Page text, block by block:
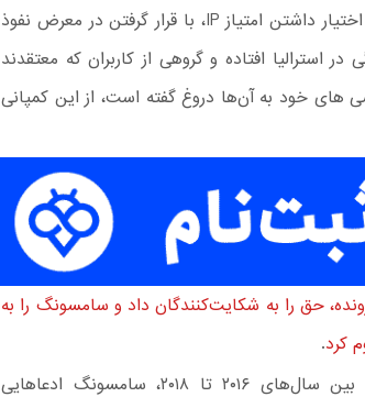
نیست و محصول تولیدی آن‌ها علیرغم در اختیار داشتن امتیاز IP، با قرار گرفتن در معرض نفوذ
استرالیا افتاده و گروهی از کاربران که معتقدند
خود به آن‌ها دروغ گفته است، از این کمپانی
حق را به شکایت‌کنندگان داد و سامسونگ را به
.
بر اساس گزارش‌های موجود، در فاصله بین سال‌های ۲۰۱۶ تا ۲۰۱۸، سامسونگ ادعاهایی